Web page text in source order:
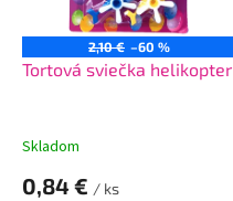
2,10 € –60 %
Tortová sviečka helikopter
Skladom
0,84 € / ks